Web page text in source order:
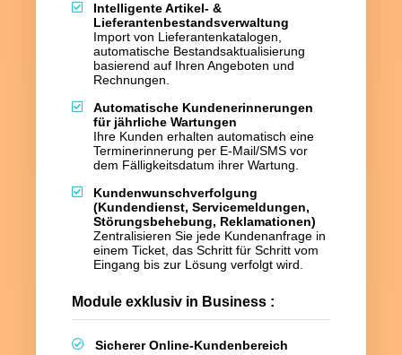
Intelligente Artikel- &
Lieferantenbestandsverwaltung
Import von Lieferantenkatalogen,
automatische Bestandsaktualisierung
basierend auf Ihren Angeboten und
Rechnungen.
Automatische Kundenerinnerungen
für jährliche Wartungen
Ihre Kunden erhalten automatisch eine
Terminerinnerung per E-Mail/SMS vor
dem Fälligkeitsdatum ihrer Wartung.
Kundenwunschverfolgung
(Kundendienst, Servicemeldungen,
Störungsbehebung, Reklamationen)
Zentralisieren Sie jede Kundenanfrage in
einem Ticket, das Schritt für Schritt vom
Eingang bis zur Lösung verfolgt wird.
Module exklusiv in Business :
Sicherer Online-Kundenbereich